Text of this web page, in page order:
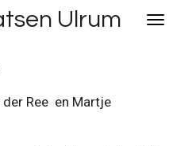
Ulrum
Ree en Martje